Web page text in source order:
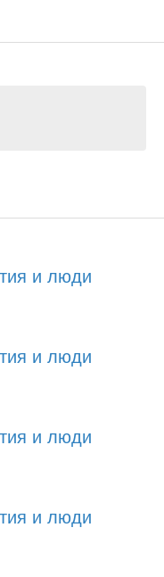
и люди
и люди
и люди
и люди